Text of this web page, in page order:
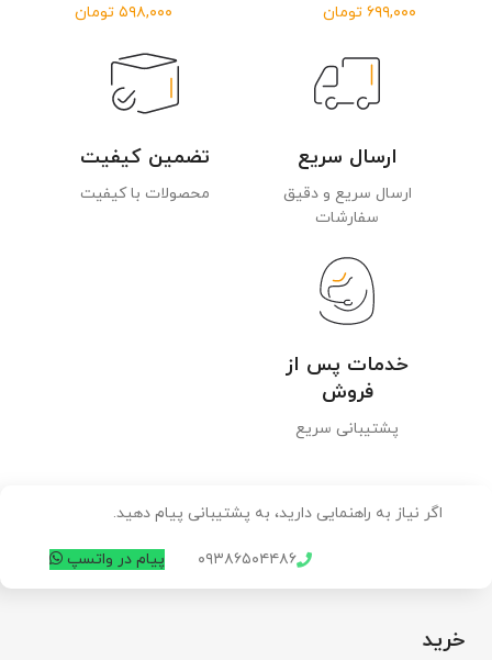
تومان تومان
ارسال سریع
ارسال سریع و دقیق
سفارشات
تضمین کیفیت
محصولات با کیفیت
خدمات پس از
فروش
پشتیبانی سریع
اگر نیاز به راهنمایی دارید، به پشتیبانی پیام دهید.
۰۹۳۸۶۵۰۴۴۸۶ پیام در واتسپ
خرید